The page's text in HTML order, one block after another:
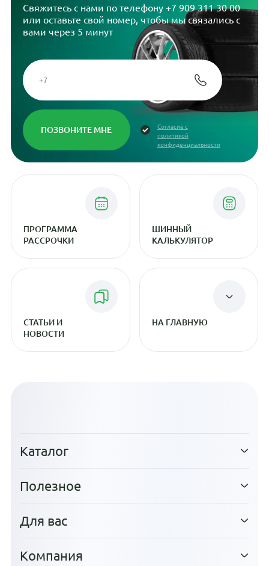
Свяжитесь с нами по телефону +7 909 311 30 00
или оставьте свой номер, чтобы мы связались с
вами через 5 минут
Согласие с
политикой
конфиденциальности
ПРОГРАММА
РАССРОЧКИ
ШИННЫЙ
КАЛЬКУЛЯТОР
СТАТЬИ И
НОВОСТИ
НА ГЛАВНУЮ
Каталог
Полезное
Для вас
Компания